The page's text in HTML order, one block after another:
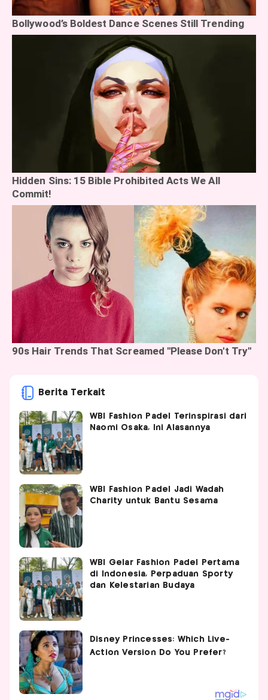
Berita Terkait
WBI Fashion Padel Terinspirasi dari
Naomi Osaka, Ini Alasannya
WBI Fashion Padel Jadi Wadah
Charity untuk Bantu Sesama
WBI Gelar Fashion Padel Pertama
di Indonesia, Perpaduan Sporty
dan Kelestarian Budaya